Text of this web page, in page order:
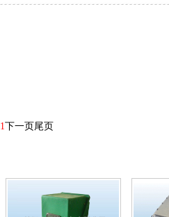
1下一页尾页